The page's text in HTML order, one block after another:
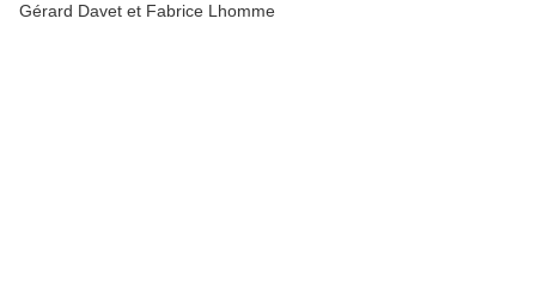
Gérard Davet et Fabrice Lhomme